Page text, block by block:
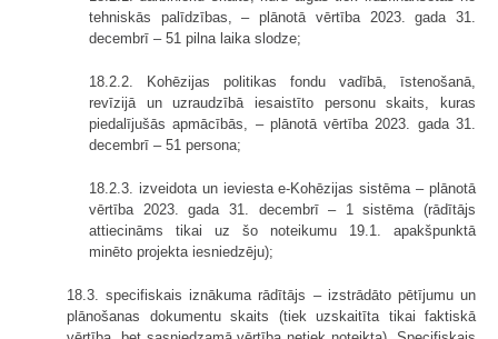
tehniskās palīdzības, – plānotā vērtība 2023. gada 31.
decembrī – 51 pilna laika slodze;
18.2.2. Kohēzijas politikas fondu vadībā, īstenošanā,
revīzijā un uzraudzībā iesaistīto personu skaits, kuras
piedalījušās apmācībās, – plānotā vērtība 2023. gada 31.
decembrī – 51 persona;
18.2.3. izveidota un ieviesta e-Kohēzijas sistēma – plānotā
vērtība 2023. gada 31. decembrī – 1 sistēma (rādītājs
attiecināms tikai uz šo noteikumu 19.1. apakšpunktā
minēto projekta iesniedzēju);
18.3. specifiskais iznākuma rādītājs – izstrādāto pētījumu un
plānošanas dokumentu skaits (tiek uzskaitīta tikai faktiskā